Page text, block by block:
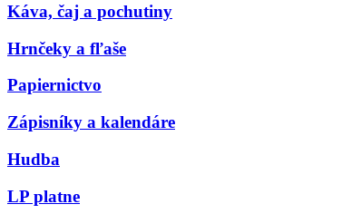
Káva, čaj a pochutiny
Hrnčeky a fľaše
Papiernictvo
Zápisníky a kalendáre
Hudba
LP platne